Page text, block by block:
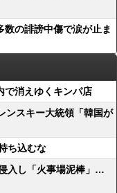
数の誹謗中傷で涙が止ま
で消えゆくキンパ店
スキー大統領「韓国が
ち込むな
入し「火事場泥棒」…